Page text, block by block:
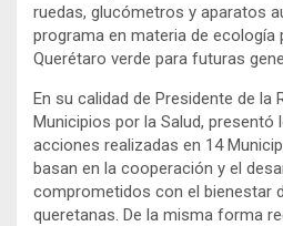
ruedas, glucómetros y aparatos
programa en materia de ecología
Querétaro verde para futuras
En su calidad de Presidente de la
Municipios por la Salud, presentó
acciones realizadas en 14
basan en la cooperación y el
comprometidos con el bienestar
queretanas. De la misma forma